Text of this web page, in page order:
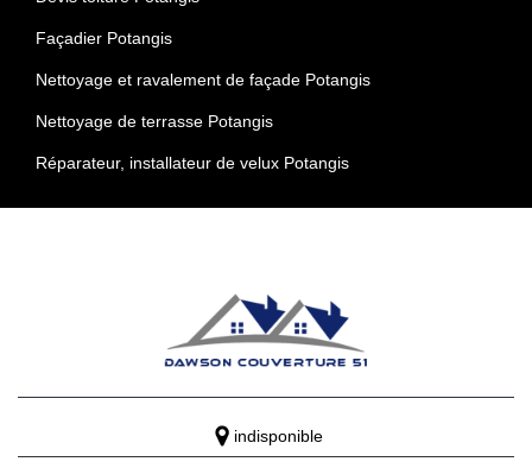
Façadier Potangis
Nettoyage et ravalement de façade Potangis
Nettoyage de terrasse Potangis
Réparateur, installateur de velux Potangis
indisponible